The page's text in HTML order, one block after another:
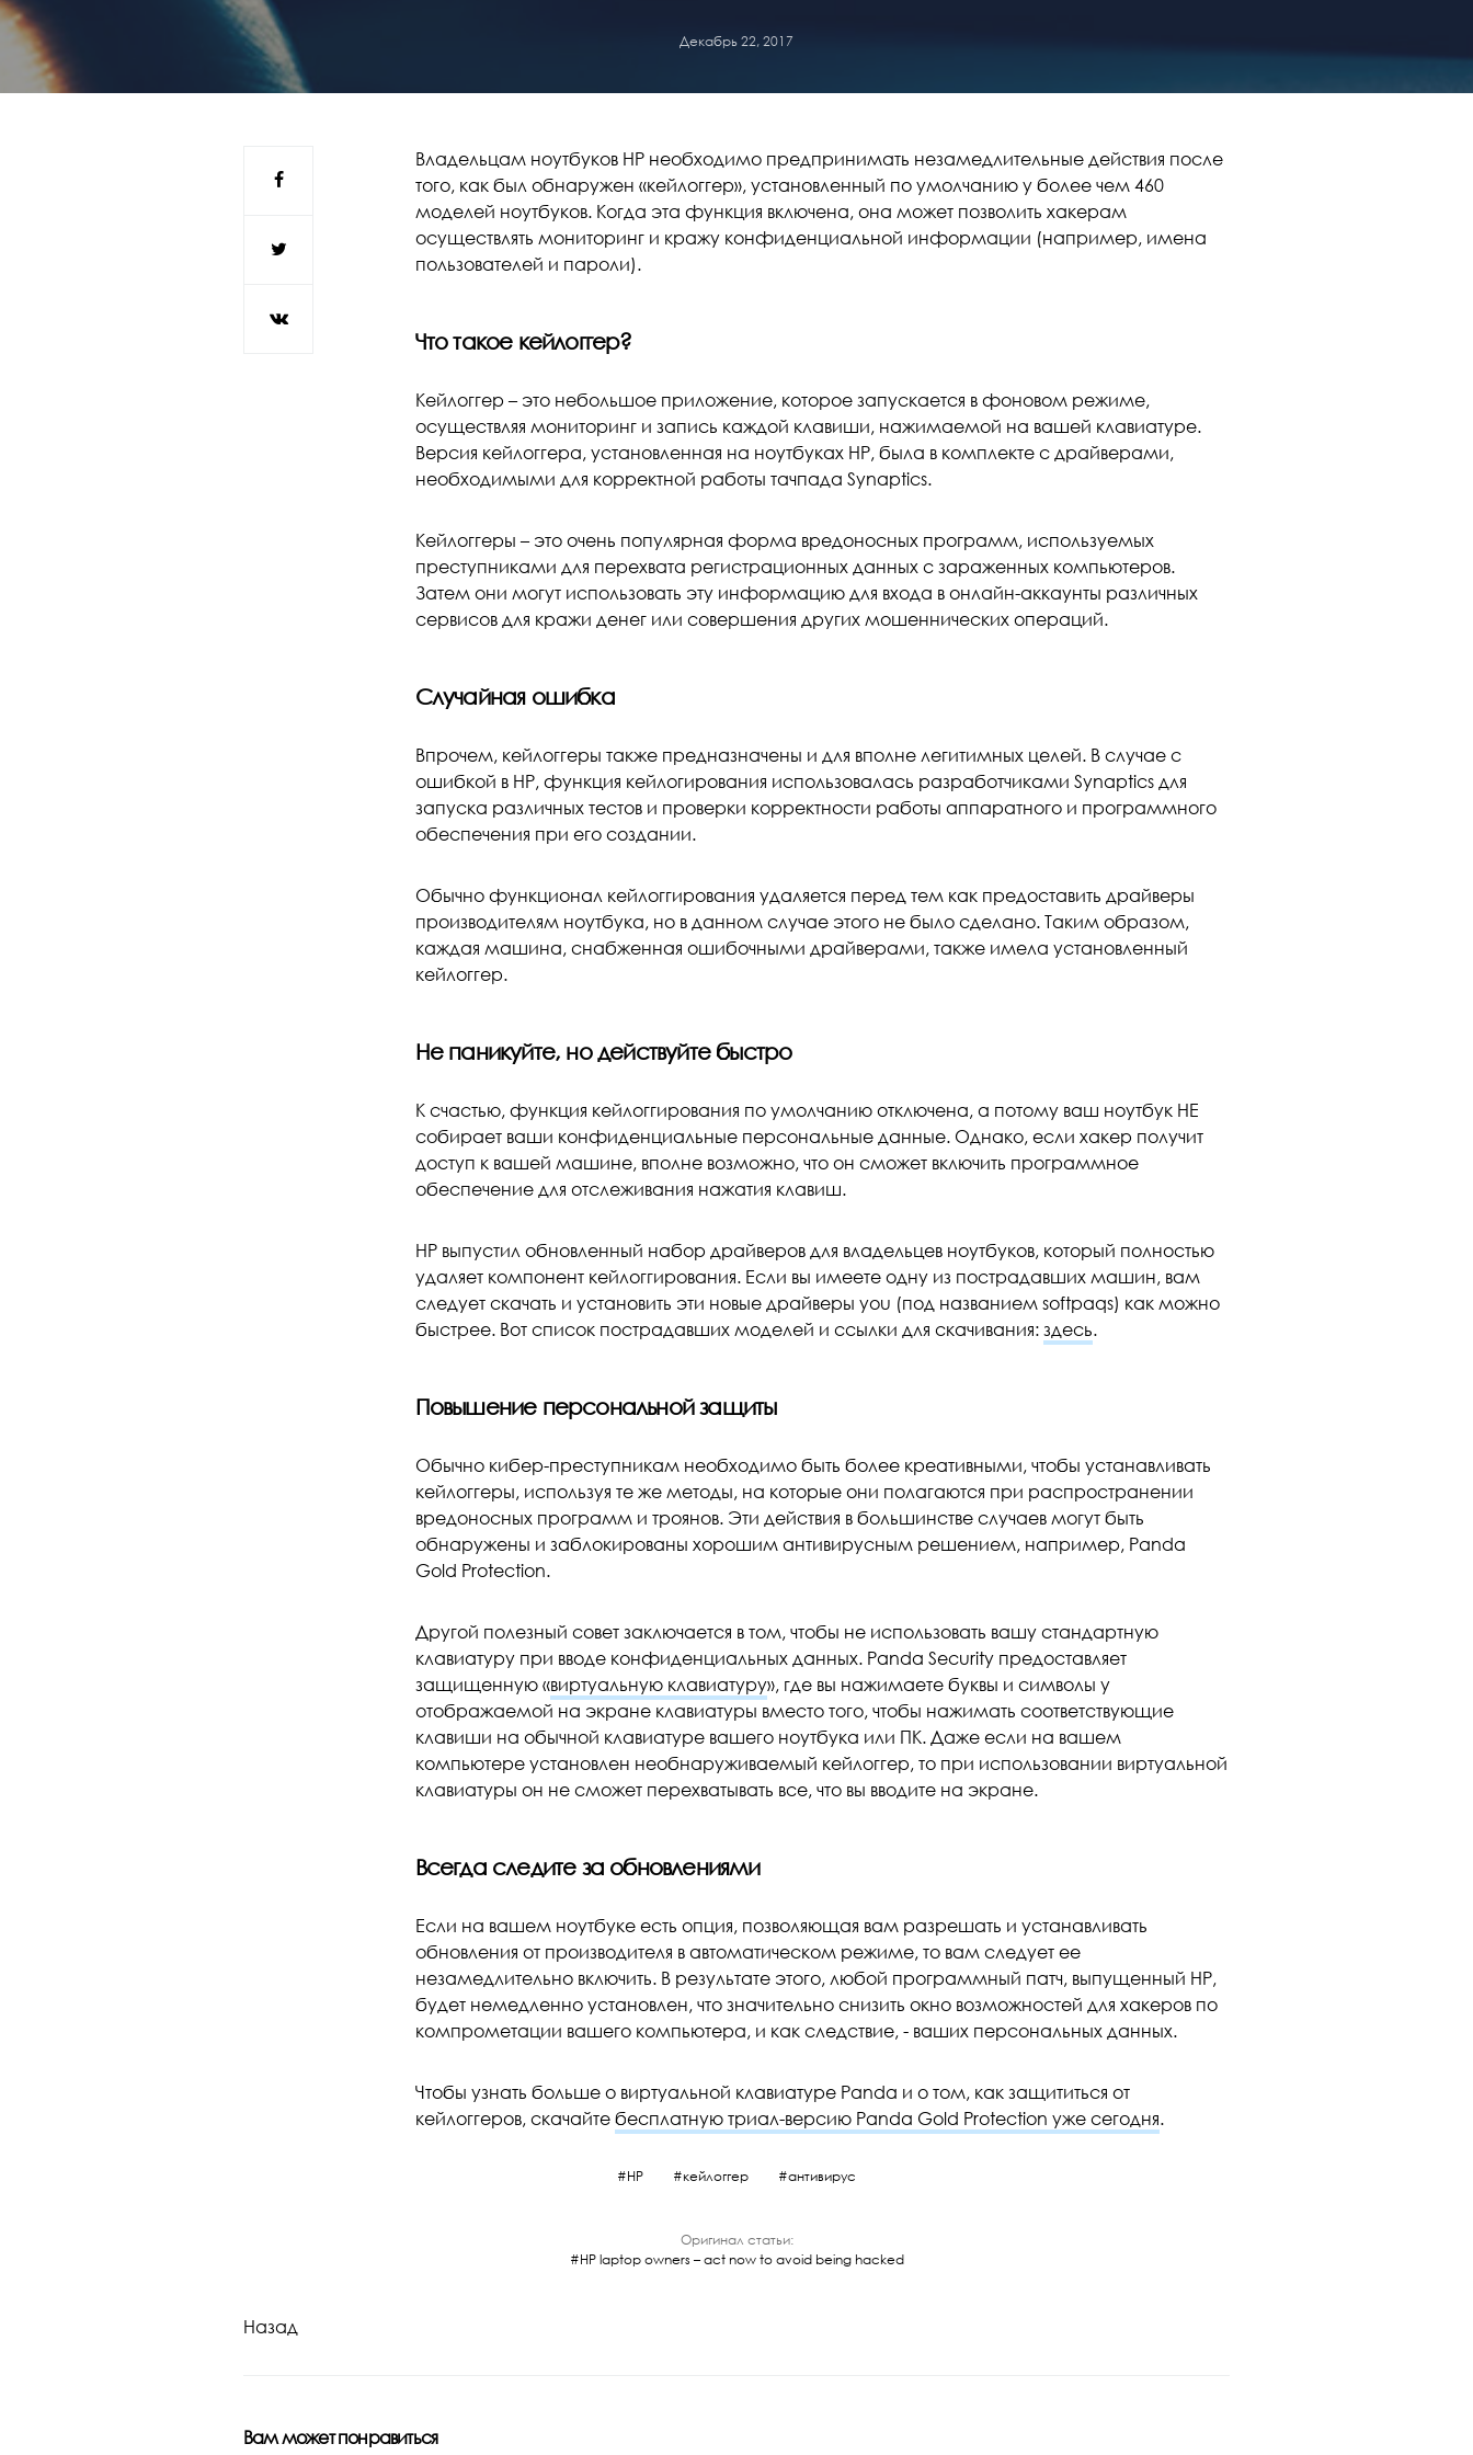
Декабрь 22, 2017
Владельцам ноутбуков HP необходимо предпринимать незамедлительные действия после
того, как был обнаружен «кейлоггер», установленный по умолчанию у более чем 460
моделей ноутбуков. Когда эта функция включена, она может позволить хакерам
осуществлять мониторинг и кражу конфиденциальной информации (например, имена
пользователей и пароли).
Что такое кейлоггер?
Кейлоггер – это небольшое приложение, которое запускается в фоновом режиме,
осуществляя мониторинг и запись каждой клавиши, нажимаемой на вашей клавиатуре.
Версия кейлоггера, установленная на ноутбуках HP, была в комплекте с драйверами,
необходимыми для корректной работы тачпада Synaptics.
Кейлоггеры – это очень популярная форма вредоносных программ, используемых
преступниками для перехвата регистрационных данных с зараженных компьютеров.
Затем они могут использовать эту информацию для входа в онлайн-аккаунты различных
сервисов для кражи денег или совершения других мошеннических операций.
Случайная ошибка
Впрочем, кейлоггеры также предназначены и для вполне легитимных целей. В случае с
ошибкой в HP, функция кейлогирования использовалась разработчиками Synaptics для
запуска различных тестов и проверки корректности работы аппаратного и программного
обеспечения при его создании.
Обычно функционал кейлоггирования удаляется перед тем как предоставить драйверы
производителям ноутбука, но в данном случае этого не было сделано. Таким образом,
каждая машина, снабженная ошибочными драйверами, также имела установленный
кейлоггер.
Не паникуйте, но действуйте быстро
К счастью, функция кейлоггирования по умолчанию отключена, а потому ваш ноутбук НЕ
собирает ваши конфиденциальные персональные данные. Однако, если хакер получит
доступ к вашей машине, вполне возможно, что он сможет включить программное
обеспечение для отслеживания нажатия клавиш.
HP выпустил обновленный набор драйверов для владельцев ноутбуков, который полностью
удаляет компонент кейлоггирования. Если вы имеете одну из пострадавших машин, вам
следует скачать и установить эти новые драйверы you (под названием softpaqs) как можно
быстрее. Вот список пострадавших моделей и ссылки для скачивания: здесь.
Повышение персональной защиты
Обычно кибер-преступникам необходимо быть более креативными, чтобы устанавливать
кейлоггеры, используя те же методы, на которые они полагаются при распространении
вредоносных программ и троянов. Эти действия в большинстве случаев могут быть
обнаружены и заблокированы хорошим антивирусным решением, например, Panda
Gold Protection.
Другой полезный совет заключается в том, чтобы не использовать вашу стандартную
клавиатуру при вводе конфиденциальных данных. Panda Security предоставляет
защищенную «виртуальную клавиатуру», где вы нажимаете буквы и символы у
отображаемой на экране клавиатуры вместо того, чтобы нажимать соответствующие
клавиши на обычной клавиатуре вашего ноутбука или ПК. Даже если на вашем
компьютере установлен необнаруживаемый кейлоггер, то при использовании виртуальной
клавиатуры он не сможет перехватывать все, что вы вводите на экране.
Всегда следите за обновлениями
Если на вашем ноутбуке есть опция, позволяющая вам разрешать и устанавливать
обновления от производителя в автоматическом режиме, то вам следует ее
незамедлительно включить. В результате этого, любой программный патч, выпущенный HP,
будет немедленно установлен, что значительно снизить окно возможностей для хакеров по
компрометации вашего компьютера, и как следствие, - ваших персональных данных.
Чтобы узнать больше о виртуальной клавиатуре Panda и о том, как защититься от
кейлоггеров, скачайте бесплатную триал-версию Panda Gold Protection уже сегодня.
HP кейлоггер антивирус
Оригинал статьи:
HP laptop owners – act now to avoid being hacked
Назад
Вам может понравиться